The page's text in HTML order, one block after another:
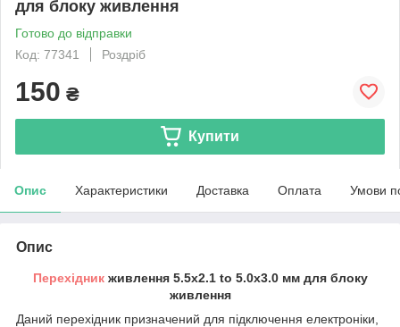
для блоку живлення
Готово до відправки
Код: 77341
Роздріб
150 ₴
Купити
Опис Характеристики Доставка Оплата Умови
Опис
Перехідникживлення 5.5x2.1 to 5.0x3.0 мм для блоку
живлення
Даний перехідник призначений для підключення електроніки,